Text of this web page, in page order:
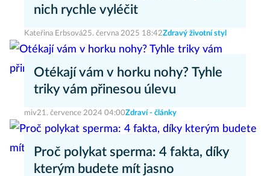
nich rychle vyléčit
Kateřina Erbsová25. června 2025 18:42Zdravý životní styl
Otékají vám v horku nohy? Tyhle
triky vám přinesou úlevu
miv21. července 2024 04:00Zdraví - články
Proč polykat sperma: 4 fakta, díky
kterým budete mít jasno